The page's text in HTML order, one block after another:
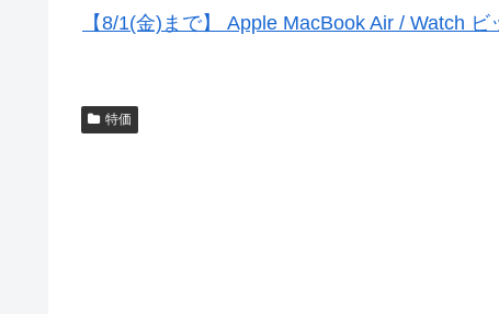
【8/1(金)まで】 Apple MacBook Air / Watch
特価